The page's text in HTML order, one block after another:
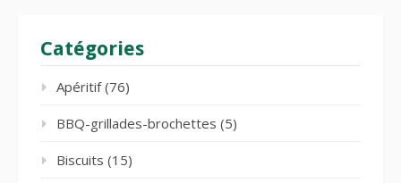
Catégories
Apéritif(76)
BBQ-grillades-brochettes (5)
Biscuits (15)